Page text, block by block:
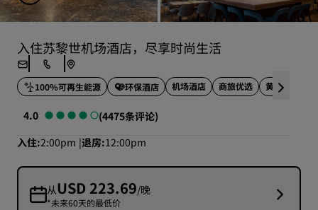
入住苏黎世机场酒店，尽享时尚生活
100%可再生能源 环保酒店 机场酒店 商旅优选 黄金地段
4.0
(4475条评论)
入住 2:00pm 退房 12:00pm
从USD 223.69/晚
*未来60天的最低价